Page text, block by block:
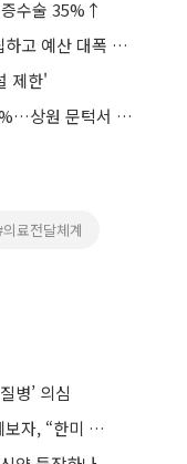
수술 35%↑
상급종합병원 구조전환, 중중 기준 확립하고 예산 대폭 늘려야
제한'
美 클래리티 법안 연내 통과 가능성 13%…상원 문턱서 제동
료전달체계
병’ 의심
한미약품 송영숙 회장 법인카드 의혹 제보자, “한미 잘 되기 바라는 마음”